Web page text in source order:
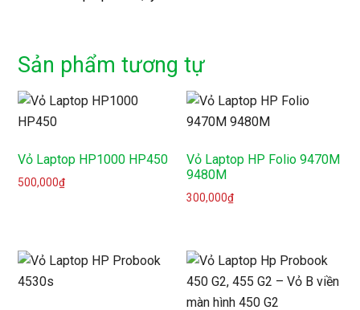
Sản phẩm tương tự
Vỏ Laptop HP1000 HP450
500,000₫
Vỏ Laptop HP Folio 9470M
9480M
300,000₫